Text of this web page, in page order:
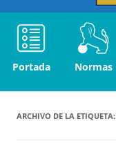
Portada Normas
ARCHIVO DE LA ETIQUETA: